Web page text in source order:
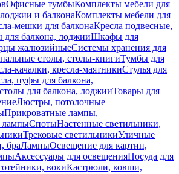
Офисные тумбыКомплекты мебели для
и балконаКомплекты мебели для
мешки для балконаКресла подвесные,
для балкона, лоджииШкафы для
жалюзийныеСистемы хранения для
столы, столы-книгиТумбы для
качалки, кресла-маятникиСтулья для
пуфы для балкона,
для балкона, лоджииТовары для
Люстры, потолочные
Прикроватные лампы,
лампыСпотыНастенные светильники,
Трековые светильникиУличные
браЛампыОсвещение для картин,
Аксессуары для освещенияПосуда для
вокиКастрюли, ковши,